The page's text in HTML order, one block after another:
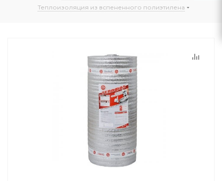
Теплоизоляция из вспененного полиэтилена